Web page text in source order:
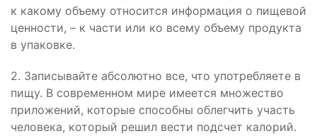
к какому объему относится информация о пищевой
ценности, – к части или ко всему объему продукта
в упаковке.
2. Записывайте абсолютно все, что употребляете в
пищу. В современном мире имеется множество
приложений, которые способны облегчить участь
человека, который решил вести подсчет калорий.